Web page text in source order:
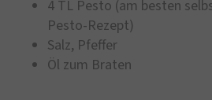
4 TL Pesto (am besten
Pesto-Rezept)
Salz, Pfeffer
Öl zum Braten